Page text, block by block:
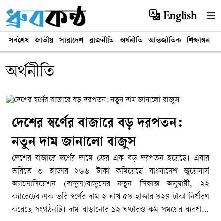
English
সর্বশেষ জাতীয় সারাদেশ রাজনীতি অর্থনীতি আন্তর্জাতিক শিক্ষাঙ্গন
অর্থনীতি
দেশের স্বর্ণের বাজারে বড় দরপতন:
নতুন দাম জানালো বাজুস
দেশের বাজারে স্বর্ণের দামে ফের এক বড় দরপতন হয়েছে। এবার
ভরিতে ৩ হাজার ২৬৬ টাকা কমিয়েছে বাংলাদেশ জুয়েলার্স
অ্যাসোসিয়েশন (বাজুস)বাজুসের নতুন সিদ্ধান্ত অনুযায়ী, ২২
ক্যারেটের এক ভরি স্বর্ণের দাম ২ লাখ ৫৮ হাজার ৮২৪ টাকা নির্ধারণ
করেছে সংগঠনটি। দাম বাড়ানোর ১২ ঘণ্টারও কম সময়ের ব্যবধানে